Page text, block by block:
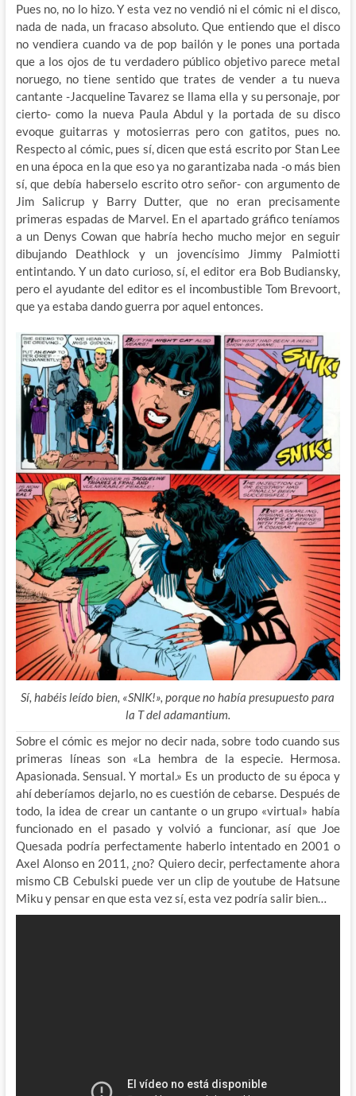
Pues no, no lo hizo. Y esta vez no vendió ni el cómic ni el disco,
nada de nada, un fracaso absoluto. Que entiendo que el disco
no vendiera cuando va de pop bailón y le pones una portada
que a los ojos de tu verdadero público objetivo parece metal
noruego, no tiene sentido que trates de vender a tu nueva
cantante -Jacqueline Tavarez se llama ella y su personaje, por
cierto- como la nueva Paula Abdul y la portada de su disco
evoque guitarras y motosierras pero con gatitos, pues no.
Respecto al cómic, pues sí, dicen que está escrito por Stan Lee
en una época en la que eso ya no garantizaba nada -o más bien
sí, que debía haberselo escrito otro señor- con argumento de
Jim Salicrup y Barry Dutter, que no eran precisamente
primeras espadas de Marvel. En el apartado gráfico teníamos
a un Denys Cowan que habría hecho mucho mejor en seguir
dibujando Deathlock y un jovencísimo Jimmy Palmiotti
entintando. Y un dato curioso, sí, el editor era Bob Budiansky,
pero el ayudante del editor es el incombustible Tom Brevoort,
que ya estaba dando guerra por aquel entonces.
Sí, habéis leído bien, «SNIK!», porque no había presupuesto para
la T del adamantium.
Sobre el cómic es mejor no decir nada, sobre todo cuando sus
primeras líneas son «La hembra de la especie. Hermosa.
Apasionada. Sensual. Y mortal.» Es un producto de su época y
ahí deberíamos dejarlo, no es cuestión de cebarse. Después de
todo, la idea de crear un cantante o un grupo «virtual» había
funcionado en el pasado y volvió a funcionar, así que Joe
Quesada podría perfectamente haberlo intentado en 2001 o
Axel Alonso en 2011, ¿no? Quiero decir, perfectamente ahora
mismo CB Cebulski puede ver un clip de youtube de Hatsune
Miku y pensar en que esta vez sí, esta vez podría salir bien…